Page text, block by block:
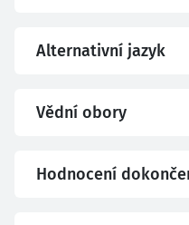
Alternativní jazyk
Vědní obory
Hodnocení